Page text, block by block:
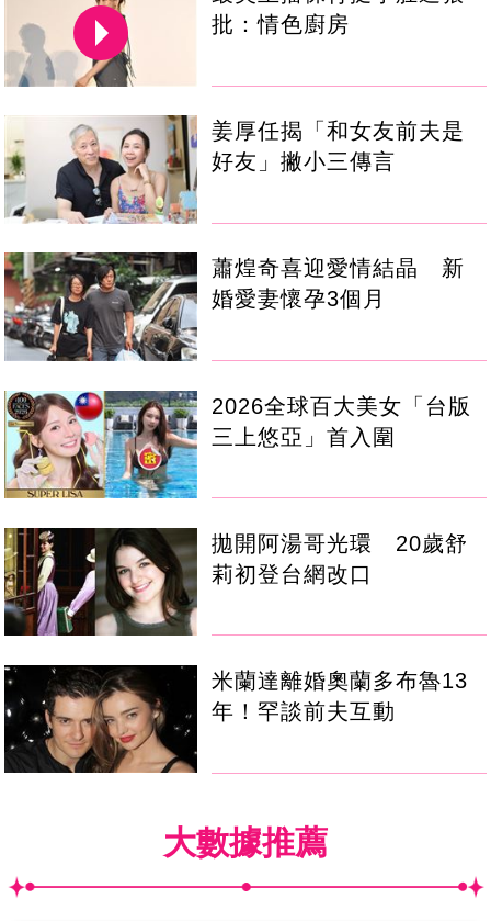
批：情色廚房
姜厚任揭「和女友前夫是
好友」撇小三傳言
蕭煌奇喜迎愛情結晶 新
婚愛妻懷孕3個月
2026全球百大美女「台版
三上悠亞」首入圍
拋開阿湯哥光環 20歲舒
莉初登台網改口
米蘭達離婚奧蘭多布魯13
年！罕談前夫互動
大數據推薦